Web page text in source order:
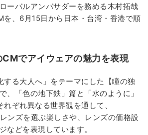
ーバルアンバサダーを務める木村拓哉
を、6月15日から日本・台湾・香港で順
でアイウェアの魅力を表現
する大人へ」をテーマにした【瞳の独
、「色の地下鉄」篇と「水のように」
ぞれ異なる世界観を通して、
ンズを選ぶ楽しさや、レンズの価格設
などを表現しています。